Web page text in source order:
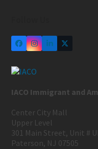
IACO Immigrant and
Center City Mall
Upper Level
301 Main Street, Unit #
Paterson, NJ 07505